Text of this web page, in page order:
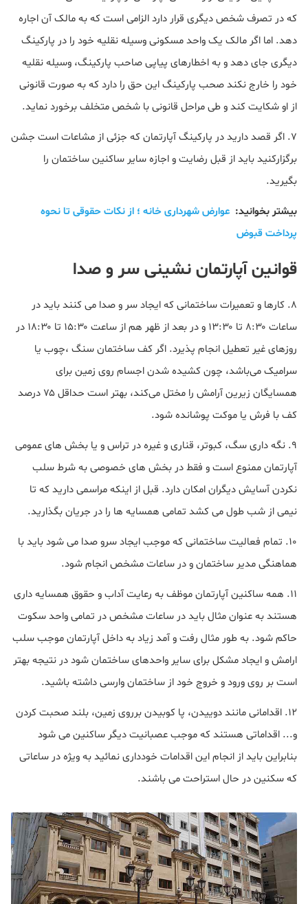
که در تصرف شخص دیگری قرار دارد الزامی است که به مالک آن اجاره
دهد. اما اگر مالک یک واحد مسکونی وسیله نقلیه خود را در پارکینگ
دیگری جای دهد و به اخطارهای پیاپی صاحب پارکینگ، وسیله نقلیه
خود را خارج نکند صحب پارکینگ این حق را دارد که به صورت قانونی
از او شکایت کند و طی مراحل قانونی با شخص متخلف برخورد نماید.
7. اگر قصد دارید در پارکینگ آپارتمان که جزئی از مشاعات است جشن
برگزارکنید باید از قبل رضایت و اجازه سایر ساکنین ساختمان را
بگیرید.
بیشتر بخوانید: عوارض شهرداری خانه ؛ از نکات حقوقی تا نحوه
پرداخت قبوض
قوانین آپارتمان نشینی سر و صدا
8. کارها و تعمیرات ساختمانی که ایجاد سر و صدا می کنند باید در
ساعات ۸:۳۰ تا ۱۳:۳۰ و در بعد از ظهر هم از ساعت ۱۵:۳۰ تا ۱۸:۳۰ در
روزهای غیر تعطیل انجام پذیرد. اگر کف ساختمان سنگ ،چوب یا
سرامیک می‌باشد، چون کشیده شدن اجسام روی زمین برای
همسایگان زیرین آرامش را مختل می‌کند، بهتر است حداقل ۷۵ درصد
کف با فرش یا موکت پوشانده شود.
9. نگه داری سگ، کبوتر، قناری و غیره در تراس و یا بخش های عمومی
آپارتمان ممنوع است و فقط در بخش های خصوصی به شرط سلب
نکردن آسایش دیگران امکان دارد. قبل از اینکه مراسمی دارید که تا
نیمی از شب طول می کشد تمامی همسایه ها را در جریان بگذارید.
10. تمام فعالیت ساختمانی که موجب ایجاد سرو صدا می شود باید با
هماهنگی مدیر ساختمان و در ساعات مشخص انجام شود.
11. همه ساکنین آپارتمان موظف به رعایت آداب و حقوق همسایه داری
هستند به عنوان مثال باید در ساعات مشخص در تمامی واحد سکوت
حاکم شود. به طور مثال رفت و آمد زیاد به داخل آپارتمان موجب سلب
ارامش و ایجاد مشکل برای سایر واحدهای ساختمان شود در نتیجه بهتر
است بر روی ورود و خروج خود از ساختمان وارسی داشته باشید.
12. اقدامانی مانند دوییدن، پا کوبیدن برروی زمین، بلند صحبت کردن
و... اقداماتی هستند که موجب عصبانیت دیگر ساکنین می شود
بنابراین باید از انجام این اقدامات خودداری نمائید به ویژه در ساعاتی
که سکنین در حال استراحت می باشند.